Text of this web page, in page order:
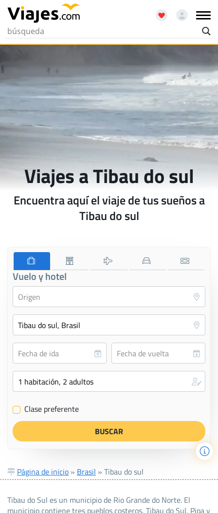
Viajes a Tibau do sul
Encuentra aquí el viaje de tus sueños a
Tibau do sul
Vuelo y hotel
✔ Clase preferente
Página de inicio » Brasil » Tibau do sul
Tibau do Sul es un municipio de Rio Grande do Norte. El
municipio contiene tres pueblos costeros, Tibau do Sul, Pipa y